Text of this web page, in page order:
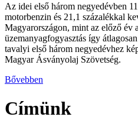
Az idei első három negyedévben
motorbenzin és 21,1 százalékkal
Magyarországon, mint az előző év
üzemanyagfogyasztás így
tavalyi első három negyedévhez
Magyar Ásványolaj Szövetség.
Bővebben
Címünk